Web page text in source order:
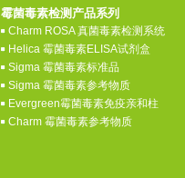
霉菌毒素检测产品系列
Charm ROSA 真菌毒素检测系统
Helica 霉菌毒素ELISA试剂盒
Sigma 霉菌毒素标准品
Sigma 霉菌毒素参考物质
Evergreen霉菌毒素免疫亲和柱
Charm 霉菌毒素参考物质